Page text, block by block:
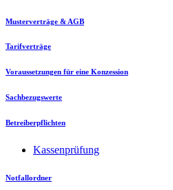
Musterverträge & AGB
Tarifverträge
Voraussetzungen für eine Konzession
Sachbezugswerte
Betreiberpflichten
Kassenprüfung
Notfallordner